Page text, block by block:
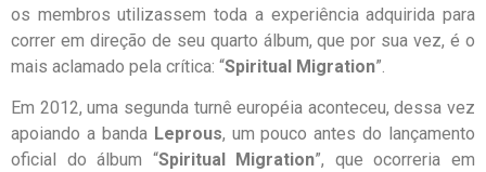
os membros utilizassem toda a experiência adquirida para
correr em direção de seu quarto álbum, que por sua vez, é o
mais aclamado pela crítica: “Spiritual Migration”.
Em 2012, uma segunda turnê européia aconteceu, dessa vez
apoiando a banda Leprous, um pouco antes do lançamento
oficial do álbum “Spiritual Migration”, que ocorreria em